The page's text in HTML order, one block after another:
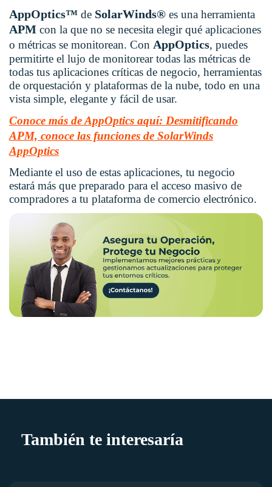
AppOptics™ de SolarWinds® es una herramienta
APM con la que no se necesita elegir qué aplicaciones
o métricas se monitorean. Con AppOptics, puedes
permitirte el lujo de monitorear todas las métricas de
todas tus aplicaciones críticas de negocio, herramientas
de orquestación y plataformas de la nube, todo en una
vista simple, elegante y fácil de usar.
Conoce más de AppOptics aquí: Desmitificando
APM, conoce las funciones de SolarWinds
AppOptics
Mediante el uso de estas aplicaciones, tu negocio
estará más que preparado para el acceso masivo de
compradores a tu plataforma de comercio electrónico.
También te interesaría